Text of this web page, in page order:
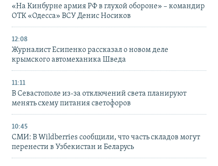
«На Кинбурне армия РФ в глухой обороне» – командир
ОТК «Одесса» ВСУ Денис Носиков
12:08
Журналист Есипенко рассказал о новом деле
крымского автомеханика Шведа
11:11
В Севастополе из-за отключений света планируют
менять схему питания светофоров
10:45
СМИ: В Wildberries сообщили, что часть складов могут
перенести в Узбекистан и Беларусь